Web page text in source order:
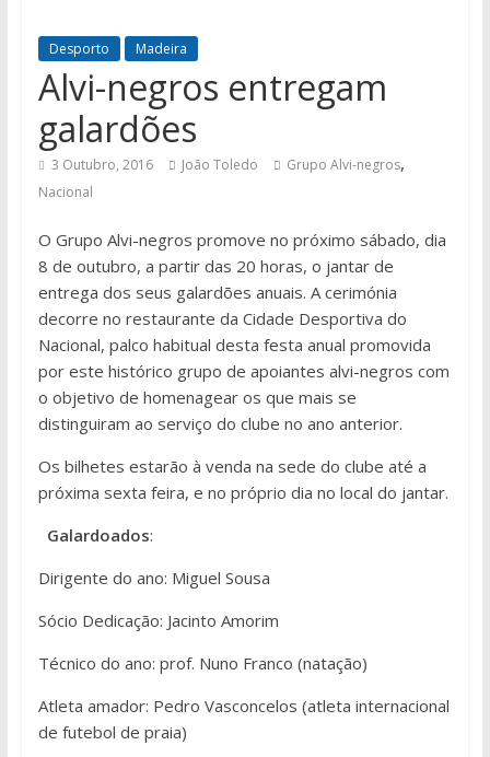
Desporto Madeira
Alvi-negros entregam
galardões
3 Outubro, 2016 João Toledo Grupo Alvi-negros,
Nacional
O Grupo Alvi-negros promove no próximo sábado, dia
8 de outubro, a partir das 20 horas, o jantar de
entrega dos seus galardões anuais. A cerimónia
decorre no restaurante da Cidade Desportiva do
Nacional, palco habitual desta festa anual promovida
por este histórico grupo de apoiantes alvi-negros com
o objetivo de homenagear os que mais se
distinguiram ao serviço do clube no ano anterior.
Os bilhetes estarão à venda na sede do clube até a
próxima sexta feira, e no próprio dia no local do jantar.
Galardoados:
Dirigente do ano: Miguel Sousa
Sócio Dedicação: Jacinto Amorim
Técnico do ano: prof. Nuno Franco (natação)
Atleta amador: Pedro Vasconcelos (atleta internacional
de futebol de praia)